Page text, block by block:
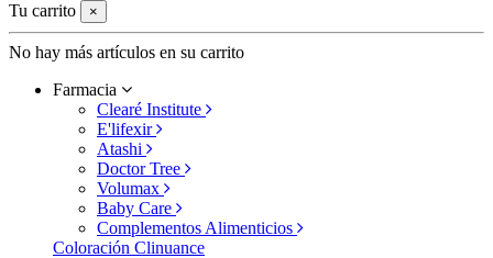
Tu carrito
×
No hay más artículos en su carrito
Farmacia
Clearé Institute
E'lifexir
Atashi
Doctor Tree
Volumax
Baby Care
Complementos Alimenticios
Coloración Clinuance